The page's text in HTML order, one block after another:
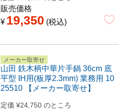
販売価格
¥ 19,350 税込
メーカー取寄せ
山田 鉄木柄中華片手鍋 36cm 底
平型 IH用(板厚2.3mm) 業務用 10
25510 【メーカー取寄せ】
定価 ¥24,750 のところ